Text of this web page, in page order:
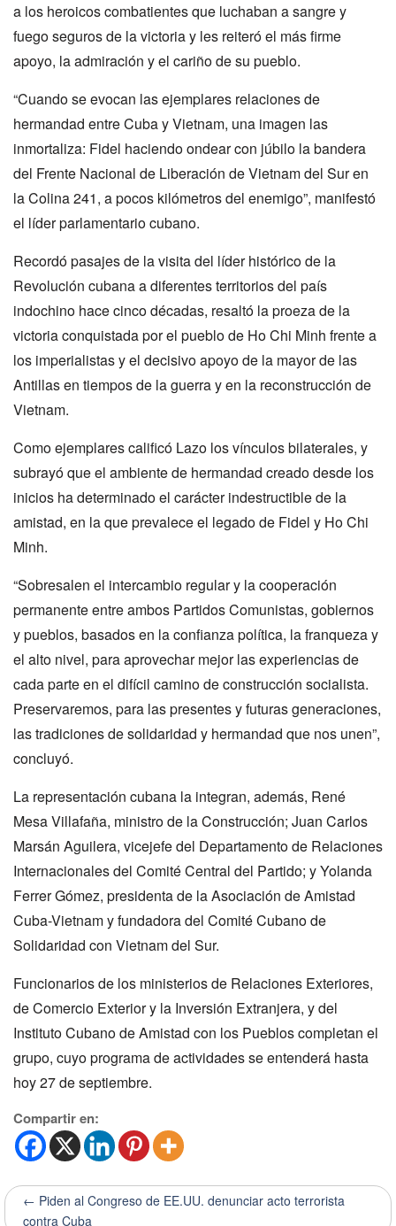
a los heroicos combatientes que luchaban a sangre y
fuego seguros de la victoria y les reiteró el más firme
apoyo, la admiración y el cariño de su pueblo.
“Cuando se evocan las ejemplares relaciones de
hermandad entre Cuba y Vietnam, una imagen las
inmortaliza: Fidel haciendo ondear con júbilo la bandera
del Frente Nacional de Liberación de Vietnam del Sur en
la Colina 241, a pocos kilómetros del enemigo”, manifestó
el líder parlamentario cubano.
Recordó pasajes de la visita del líder histórico de la
Revolución cubana a diferentes territorios del país
indochino hace cinco décadas, resaltó la proeza de la
victoria conquistada por el pueblo de Ho Chi Minh frente a
los imperialistas y el decisivo apoyo de la mayor de las
Antillas en tiempos de la guerra y en la reconstrucción de
Vietnam.
Como ejemplares calificó Lazo los vínculos bilaterales, y
subrayó que el ambiente de hermandad creado desde los
inicios ha determinado el carácter indestructible de la
amistad, en la que prevalece el legado de Fidel y Ho Chi
Minh.
“Sobresalen el intercambio regular y la cooperación
permanente entre ambos Partidos Comunistas, gobiernos
y pueblos, basados en la confianza política, la franqueza y
el alto nivel, para aprovechar mejor las experiencias de
cada parte en el difícil camino de construcción socialista.
Preservaremos, para las presentes y futuras generaciones,
las tradiciones de solidaridad y hermandad que nos unen”,
concluyó.
La representación cubana la integran, además, René
Mesa Villafaña, ministro de la Construcción; Juan Carlos
Marsán Aguilera, vicejefe del Departamento de Relaciones
Internacionales del Comité Central del Partido; y Yolanda
Ferrer Gómez, presidenta de la Asociación de Amistad
Cuba-Vietnam y fundadora del Comité Cubano de
Solidaridad con Vietnam del Sur.
Funcionarios de los ministerios de Relaciones Exteriores,
de Comercio Exterior y la Inversión Extranjera, y del
Instituto Cubano de Amistad con los Pueblos completan el
grupo, cuyo programa de actividades se entenderá hasta
hoy 27 de septiembre.
Compartir en:
← Piden al Congreso de EE.UU. denunciar acto terrorista
contra Cuba